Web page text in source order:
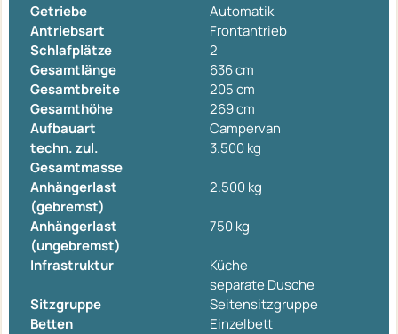
Getriebe
Automatik
Antriebsart
Frontantrieb
Schlafplätze
2
Gesamtlänge
636 cm
Gesamtbreite
205 cm
Gesamthöhe
269 cm
Aufbauart
Campervan
techn. zul.
Gesamtmasse
3.500 kg
Anhängerlast
(gebremst)
2.500 kg
Anhängerlast
(ungebremst)
750 kg
Infrastruktur
Küche
separate Dusche
Sitzgruppe
Seitensitzgruppe
Betten
Einzelbett